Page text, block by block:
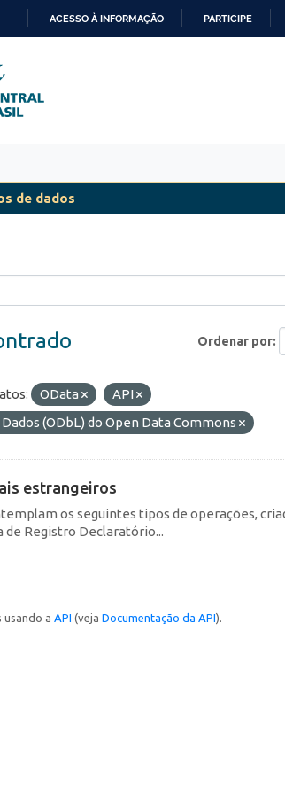
ACESSO À INFORMAÇÃO PARTICIPE
de dados
Ordenar por
OData
API
(ODbL) do Open Data Commons
estrangeiros
os seguintes tipos de operações,
Registro Declaratório...
usando a API (veja Documentação da API).